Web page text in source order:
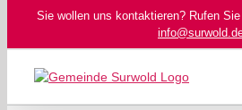
Sie wollen uns kontaktieren? Rufen